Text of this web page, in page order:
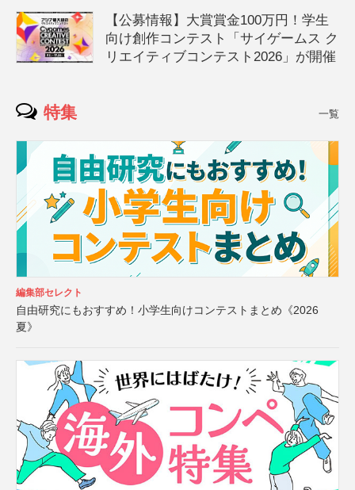
【公募情報】大賞賞金100万円！学生
向け創作コンテスト「サイゲームス ク
リエイティブコンテスト2026」が開催
特集 一覧
編集部セレクト
自由研究にもおすすめ！小学生向けコンテストまとめ《2026
夏》